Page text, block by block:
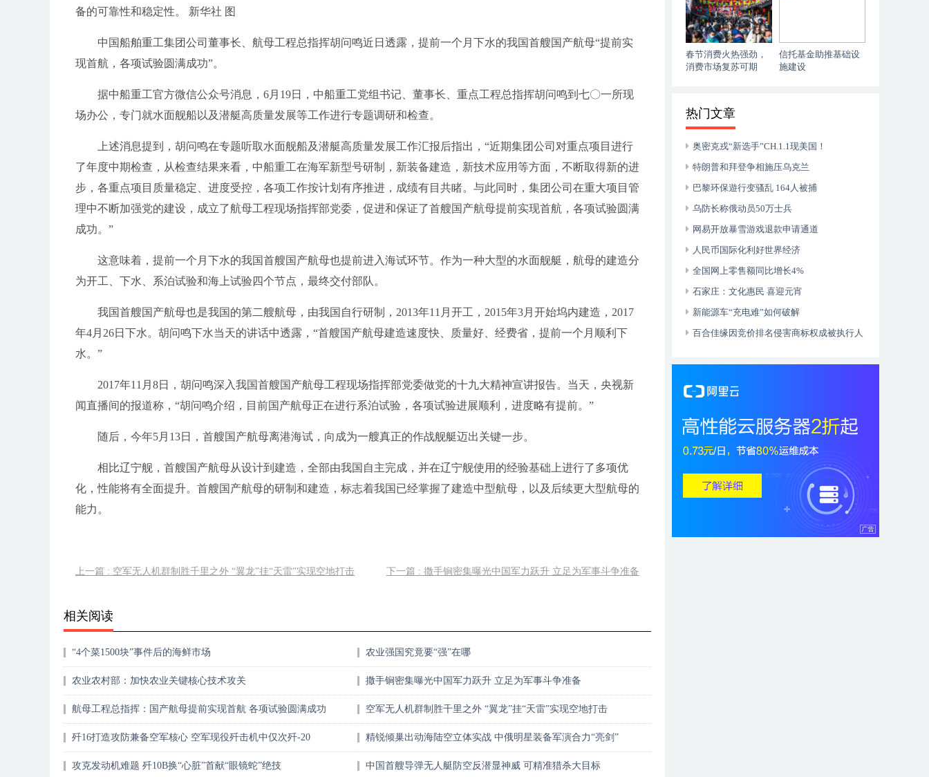
备的可靠性和稳定性。 新华社 图
中国船舶重工集团公司董事长、航母工程总指挥胡问鸣近日透露，提前一个月下水的我国首艘国产航母“提前实
现首航，各项试验圆满成功”。
据中船重工官方微信公众号消息，6月19日，中船重工党组书记、董事长、重点工程总指挥胡问鸣到七〇一所现
场办公，专门就水面舰船以及潜艇高质量发展等工作进行专题调研和检查。
上述消息提到，胡问鸣在专题听取水面舰船及潜艇高质量发展工作汇报后指出，“近期集团公司对重点项目进行
了年度中期检查，从检查结果来看，中船重工在海军新型号研制，新装备建造，新技术应用等方面，不断取得新的进
步，各重点项目质量稳定、进度受控，各项工作按计划有序推进，成绩有目共睹。与此同时，集团公司在重大项目管
理中不断加强党的建设，成立了航母工程现场指挥部党委，促进和保证了首艘国产航母提前实现首航，各项试验圆满
成功。”
这意味着，提前一个月下水的我国首艘国产航母也提前进入海试环节。作为一种大型的水面舰艇，航母的建造分
为开工、下水、系泊试验和海上试验四个节点，最终交付部队。
我国首艘国产航母也是我国的第二艘航母，由我国自行研制，2013年11月开工，2015年3月开始坞内建造，2017
年4月26日下水。胡问鸣下水当天的讲话中透露，“首艘国产航母建造速度快、质量好、经费省，提前一个月顺利下
水。”
2017年11月8日，胡问鸣深入我国首艘国产航母工程现场指挥部党委做党的十九大精神宣讲报告。当天，央视新
闻直播间的报道称，“胡问鸣介绍，目前国产航母正在进行系泊试验，各项试验进展顺利，进度略有提前。”
随后，今年5月13日，首艘国产航母离港海试，向成为一艘真正的作战舰艇迈出关键一步。
相比辽宁舰，首艘国产航母从设计到建造，全部由我国自主完成，并在辽宁舰使用的经验基础上进行了多项优
化，性能将有全面提升。首艘国产航母的研制和建造，标志着我国已经掌握了建造中型航母，以及后续更大型航母的
能力。
上一篇 : 空军无人机群制胜千里之外 “翼龙”挂“天雷”实现空地打击 下一篇 : 撒手锏密集曝光中国军力跃升 立足为军事斗争准备
相关阅读
“4个菜1500块”事件后的海鲜市场 农业强国究竟要“强”在哪
农业农村部：加快农业关键核心技术攻关 撒手锏密集曝光中国军力跃升 立足为军事斗争准备
航母工程总指挥：国产航母提前实现首航 各项试验圆满成功 空军无人机群制胜千里之外 “翼龙”挂“天雷”实现空地打击
歼16打造攻防兼备空军核心 空军现役歼击机中仅次歼-20 精锐倾巢出动海陆空立体实战 中俄明星装备军演合力“亮剑”
攻克发动机难题 歼10B换“心脏”首献“眼镜蛇”绝技 中国 首艘导弹无人艇防空反潜显神威 可精准猎杀大目标
春节消费火热强劲，
消费市场复苏可期
信托基金助推基础设
施建设
热门文章
奥密克戎“新选手”CH.1.1现美国！
特朗普和拜登争相施压乌克兰
巴黎环保遊行变骚乱 164人被捕
乌防长称俄动员50万士兵
网易开放暴雪游戏退款申请通道
人民币国际化利好世界经济
全国网上零售额同比增长4%
石家庄：文化惠民 喜迎元宵
新能源车“充电难”如何破解
百合佳缘因竞价排名侵害商标权成被执行人